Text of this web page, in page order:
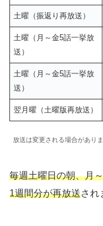
土曜（振返り再放送）
土曜（月～金5話一挙放
送）
土曜（月～金5話一挙放
送）
翌月曜（土曜版再放送）
放送は変更される場合があり
毎週土曜日の朝、月
1週間分が再放送され